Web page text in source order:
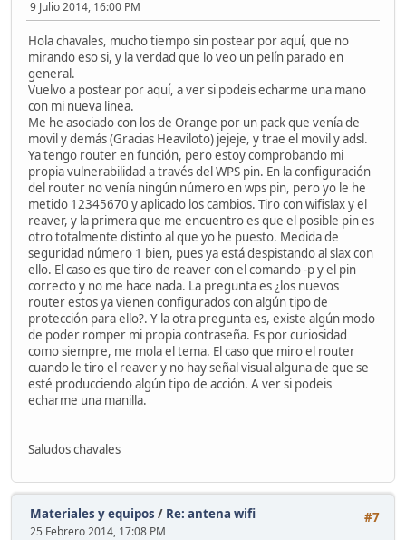
9 Julio 2014, 16:00 PM
Hola chavales, mucho tiempo sin postear por aquí, que no
mirando eso si, y la verdad que lo veo un pelín parado en
general.
Vuelvo a postear por aquí, a ver si podeis echarme una mano
con mi nueva linea.
Me he asociado con los de Orange por un pack que venía de
movil y demás (Gracias Heaviloto) jejeje, y trae el movil y adsl.
Ya tengo router en función, pero estoy comprobando mi
propia vulnerabilidad a través del WPS pin. En la configuración
del router no venía ningún número en wps pin, pero yo le he
metido 12345670 y aplicado los cambios. Tiro con wifislax y el
reaver, y la primera que me encuentro es que el posible pin es
otro totalmente distinto al que yo he puesto. Medida de
seguridad número 1 bien, pues ya está despistando al slax con
ello. El caso es que tiro de reaver con el comando -p y el pin
correcto y no me hace nada. La pregunta es ¿los nuevos
router estos ya vienen configurados con algún tipo de
protección para ello?. Y la otra pregunta es, existe algún modo
de poder romper mi propia contraseña. Es por curiosidad
como siempre, me mola el tema. El caso que miro el router
cuando le tiro el reaver y no hay señal visual alguna de que se
esté producciendo algún tipo de acción. A ver si podeis
echarme una manilla.
Saludos chavales
#7
Materiales y equipos / Re: antena wifi
25 Febrero 2014, 17:08 PM